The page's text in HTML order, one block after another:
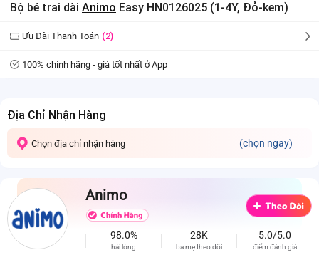
Bộ bé trai dài Animo Easy HN0126025 (1-4Y, Đỏ-kem)
Ưu Đãi Thanh Toán (2)
100% chính hãng - giá tốt nhất ở App
Địa Chỉ Nhận Hàng
Chọn địa chỉ nhận hàng (chọn ngay)
Animo
98.0%
hài lòng
28K
ba mẹ theo dõi
5.0/5.0
điểm đánh giá